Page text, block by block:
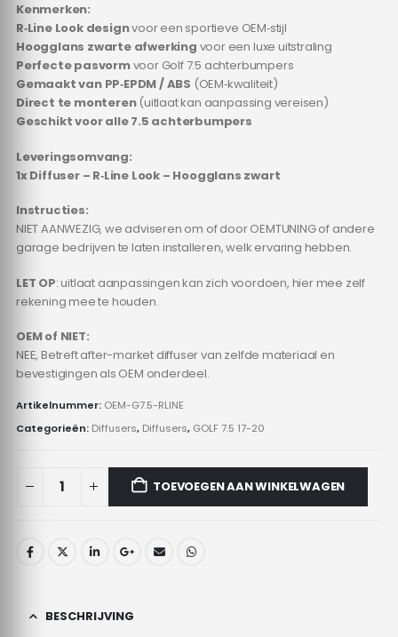
Kenmerken:
R‑Line Look designvoor een sportieve OEM‑stijl
Hoogglans zwarte afwerking voor een luxe uitstraling
Perfecte pasvormvoor Golf 7.5 achterbumpers
Gemaakt van PP‑EPDM / ABS (OEM‑kwaliteit)
Direct te monteren(uitlaat kan aanpassing vereisen)
Geschikt voor alle 7.5 achterbumpers
Leveringsomvang:
1x Diffuser – R‑Line Look – Hoogglans zwart
Instructies:
NIET AANWEZIG, we adviseren om of door OEMTUNING of andere
garage bedrijven te laten installeren, welk ervaring hebben.
LET OP: uitlaat aanpassingen kan zich voordoen, hier mee zelf
rekening mee te houden.
OEM of NIET:
NEE, Betreft after-market diffuser van zelfde materiaal en
bevestigingen als OEM onderdeel.
Artikelnummer: OEM-G7.5-RLINE
Categorieën: Diffusers, Diffusers, GOLF 7.5 17-20
TOEVOEGEN AAN WINKELWAGEN
BESCHRIJVING